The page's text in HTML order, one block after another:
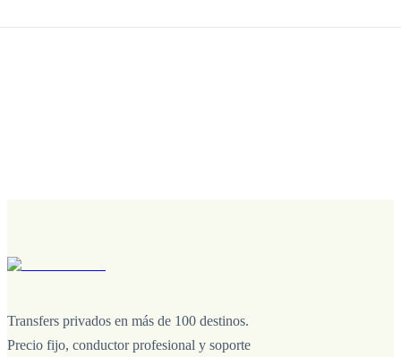
Transfers privados en más de 100 destinos.
Precio fijo, conductor profesional y soporte